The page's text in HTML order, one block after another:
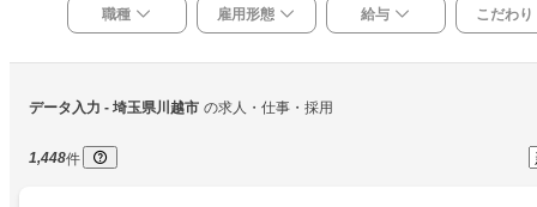
職種 雇用形態 給与 こだわり
データ入力 - 埼玉県川越市 の求人・仕事・採用
1,448件